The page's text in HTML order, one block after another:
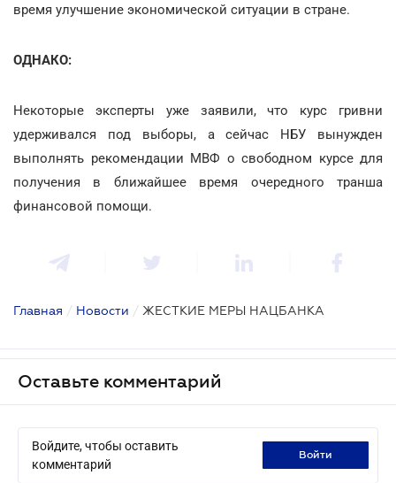
время улучшение экономической ситуации в стране.
ОДНАКО:
Некоторые эксперты уже заявили, что курс гривни
удерживался под выборы, а сейчас НБУ вынужден
выполнять рекомендации МВФ о свободном курсе для
получения в ближайшее время очередного транша
финансовой помощи.
Главная / Новости / ЖЕСТКИЕ МЕРЫ НАЦБАНКА
Оставьте комментарий
Войдите, чтобы оставить
комментарий
войти